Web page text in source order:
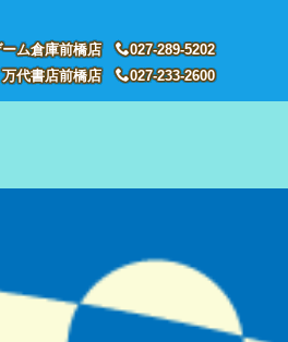
ーム倉庫前橋店
027-289-5202
万代書店前橋店
027-233-2600